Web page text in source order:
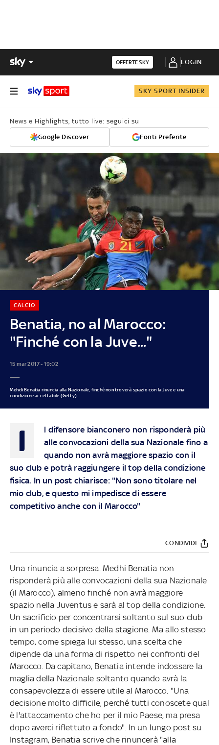
OFFERTE SKY LOGIN
SKY SPORT INSIDER
News e Highlights, tutto live: seguici su
Google Discover Fonti Preferite
Benatia, no al Marocco:
"Finché con la Juve..."
CALCIO
15 mar 2017 - 19:02
Mehdi Benatia rinuncia alla Nazionale, finché non troverà spazio con la Juve e una
condizione accettabile (Getty)
I
l difensore bianconero non risponderà più
alle convocazioni della sua Nazionale fino a
quando non avrà maggiore spazio con il
suo club e potrà raggiungere il top della condizione
fisica. In un post chiarisce: "Non sono titolare nel
mio club, e questo mi impedisce di essere
competitivo anche con il Marocco"
CONDIVIDI
Una rinuncia a sorpresa. Medhi Benatia non
risponderà più alle convocazioni della sua Nazionale
(il Marocco), almeno finché non avrà maggiore
spazio nella Juventus e sarà al top della condizione.
Un sacrificio per concentrarsi soltanto sul suo club
in un periodo decisivo della stagione. Ma allo stesso
tempo, come spiega lui stesso, una scelta che
dipende da una forma di rispetto nei confronti del
Marocco. Da capitano, Benatia intende indossare la
maglia della Nazionale soltanto quando avrà la
consapevolezza di essere utile al Marocco. "Una
decisione molto difficile, perché tutti conoscete qual
è l'attaccamento che ho per il mio Paese, ma presa
dopo averci riflettuto a fondo". In un lungo post su
Instagram, Benatia scrive che rinuncerà "alla